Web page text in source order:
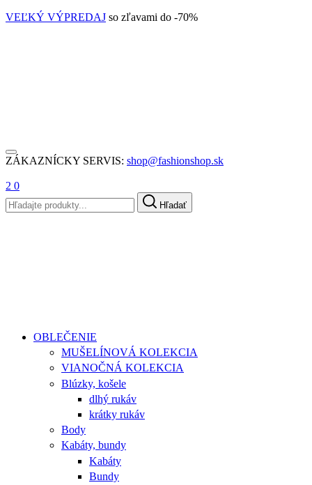
VEĽKÝ VÝPREDAJ so zľavami do -70%
ZÁKAZNÍCKY SERVIS: shop@fashionshop.sk
2 0
Hľadať
OBLEČENIE
MUŠELÍNOVÁ KOLEKCIA
VIANOČNÁ KOLEKCIA
Blúzky, košele
dlhý rukáv
krátky rukáv
Body
Kabáty, bundy
Kabáty
Bundy